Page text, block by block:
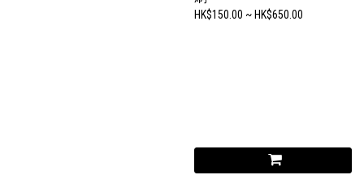
HK$150.00 ~ HK$650.00